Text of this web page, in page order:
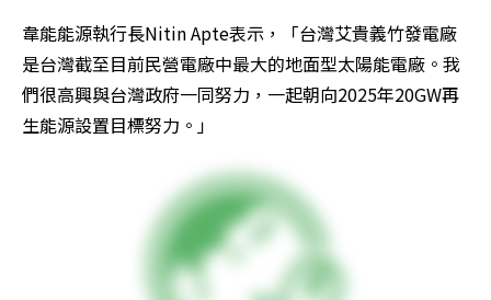
韋能能源執行長Nitin Apte表示，「台灣艾貴義竹發電廠
是台灣截至目前民營電廠中最大的地面型太陽能電廠。我
們很高興與台灣政府一同努力，一起朝向2025年20GW再
生能源設置目標努力。」